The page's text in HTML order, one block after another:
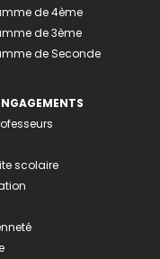
de 4ème
de 3ème
de Seconde
scolaire